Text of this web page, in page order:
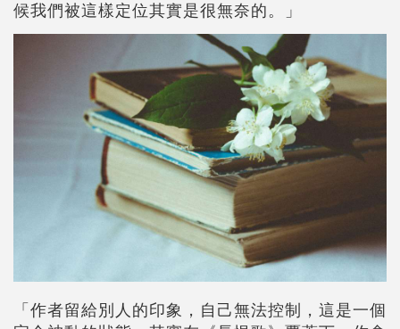
候我們被這樣定位其實是很無奈的。」
「作者留給別人的印象，自己無法控制，這是一個